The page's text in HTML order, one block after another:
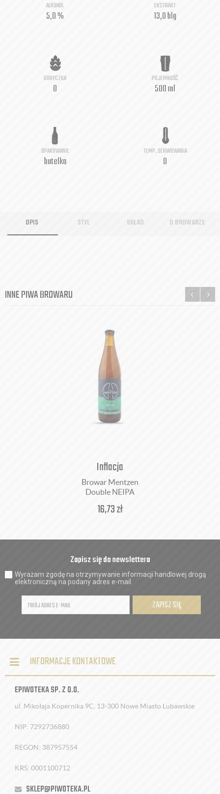
ALKOHOL
5,0 %
EKSTRAKT
13,0 blg
GORYCZKA
0
POJEMNOŚĆ
500 ml
OPAKOWANIE
butelka
TEMP. SERWOWANIA
0
OPIS STYL SKŁAD O BROWARZE
INNE PIWA BROWARU
Inflacja
Browar Mentzen
Double NEIPA
16,73zł
Zapisz się do newslettera
Wyrażam zgodę na otrzymywanie informacji handlowej drogą
elektroniczną na podany adres e-mail
ZAPISZ SIĘ
INFORMACJE KONTAKTOWE
EPIWOTEKA SP. Z O.O.
ul. Mikołaja Kopernika 9C, 13-300 Nowe Miasto Lubawskie
NIP: 7292736880
REGON: 387957554
KRS: 0001100712
SKLEP@PIWOTEKA.PL